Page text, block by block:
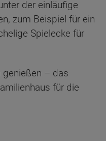
der einläufige
zum Beispiel für ein
Spielecke für
genießen – das
für die